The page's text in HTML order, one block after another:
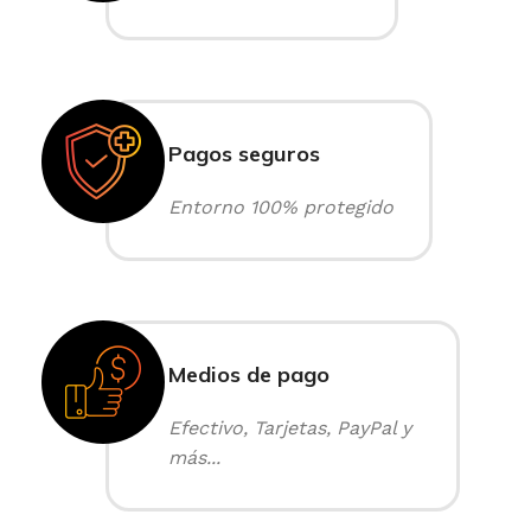
Pagos seguros
Entorno 100% protegido
Medios de pago
Efectivo, Tarjetas, PayPal y
más...